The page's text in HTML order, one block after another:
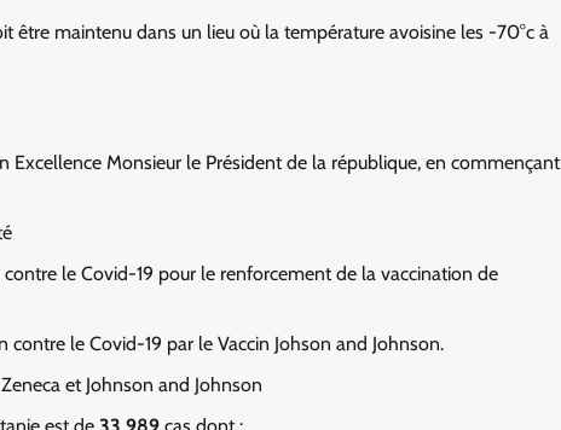
être maintenu dans un lieu où la température avoisine les -70°c à
Monsieur le Président de la république, en commençant
le Covid-19 pour le renforcement de la vaccination de
le Covid-19 par le Vaccin Johson and Johnson.
et Johnson and Johnson